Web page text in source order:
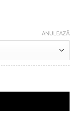
ANULEAZĂ